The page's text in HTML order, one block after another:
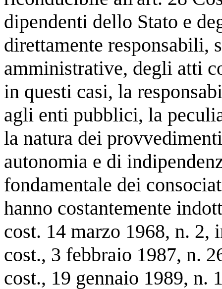
dipendenti dello Stato e
direttamente responsabili,
amministrative, degli atti
in questi casi, la
agli enti pubblici, la
la natura dei
autonomia e di
fondamentale dei
hanno costantemente
cost. 14 marzo 1968, n. 2,
cost., 3 febbraio 1987, n.
cost., 19 gennaio 1989, n.